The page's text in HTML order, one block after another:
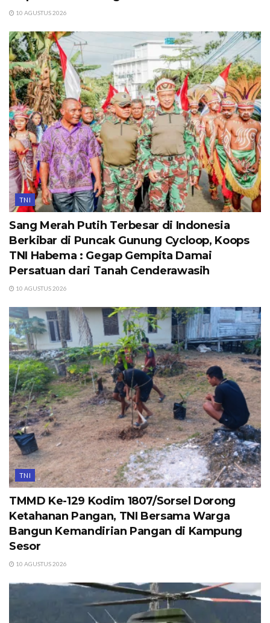
10 AGUSTUS 2026
TNI
Sang Merah Putih Terbesar di Indonesia
Berkibar di Puncak Gunung Cycloop, Koops
TNI Habema : Gegap Gempita Damai
Persatuan dari Tanah Cenderawasih
10 AGUSTUS 2026
TNI
TMMD Ke-129 Kodim 1807/Sorsel Dorong
Ketahanan Pangan, TNI Bersama Warga
Bangun Kemandirian Pangan di Kampung
Sesor
10 AGUSTUS 2026